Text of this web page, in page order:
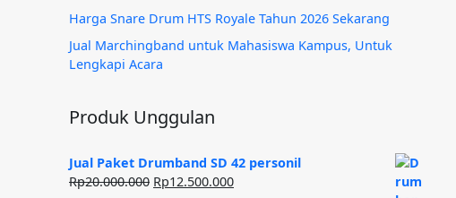
Harga Snare Drum HTS Royale Tahun 2026 Sekarang
Jual Marchingband untuk Mahasiswa Kampus, Untuk
Lengkapi Acara
Produk Unggulan
Jual Paket Drumband SD 42 personil
Rp20.000.000 Harga
Rp12.500.000Harga